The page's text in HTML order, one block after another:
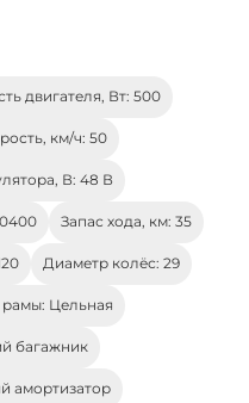
двигателя, Вт: 500
км/ч: 50
В: 48 В
Запас хода, км: 35
Диаметр колёс: 29
Цельная
багажник
амортизатор